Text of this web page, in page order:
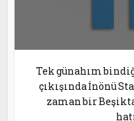
Tek günahım
çıkışında İnönü
zaman bir